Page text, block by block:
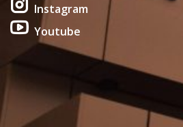
Instagram
Youtube